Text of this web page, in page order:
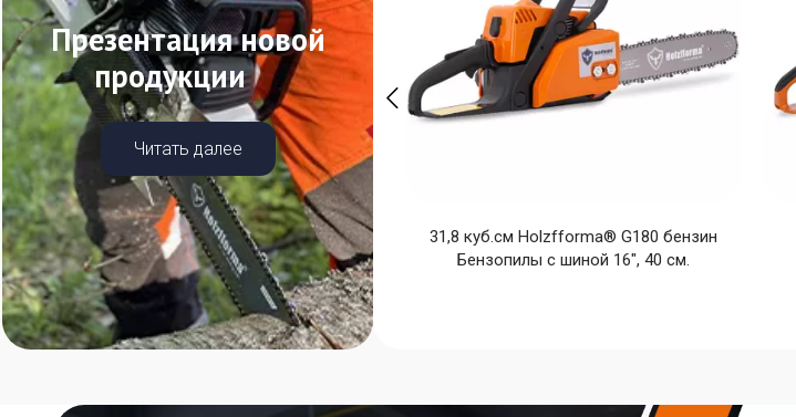
Презентация новой
продукции
Читать далее
31,8 куб.см Holzfforma® G180 бензин
Бензопилы с шиной 16", 40 см.